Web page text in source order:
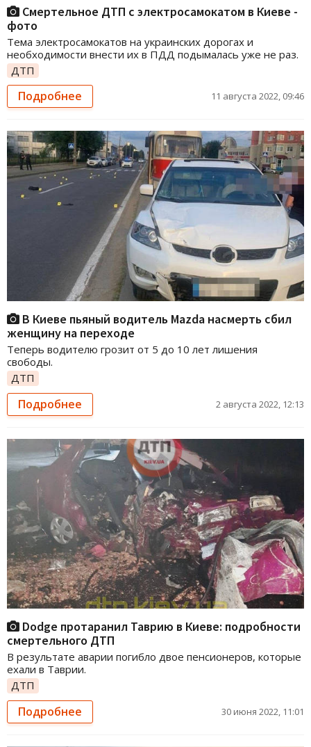
Смертельное ДТП с электросамокатом в Киеве -
фото
Тема электросамокатов на украинских дорогах и
необходимости внести их в ПДД подымалась уже не раз.
ДТП
Подробнее 11 августа 2022, 09:46
В Киеве пьяный водитель Mazda насмерть сбил
женщину на переходе
Теперь водителю грозит от 5 до 10 лет лишения
свободы.
ДТП
Подробнее 2 августа 2022, 12:13
Dodge протаранил Таврию в Киеве: подробности
смертельного ДТП
В результате аварии погибло двое пенсионеров, которые
ехали в Таврии.
ДТП
Подробнее 30 июня 2022, 11:01